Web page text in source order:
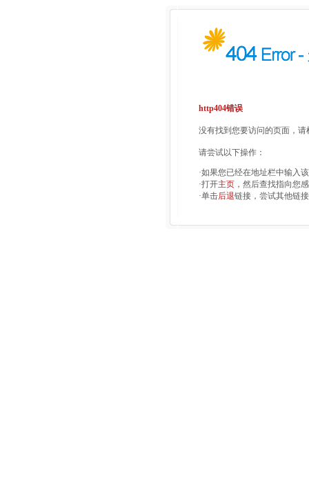
http404错误
没有找到您要访问的页面，
请尝试以下操作：
·如果您已经在地址栏中输入
·打开主页 ，然后查找指向您
·单击后退链接，尝试其他链